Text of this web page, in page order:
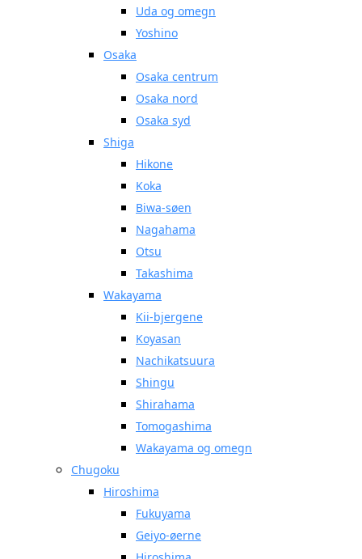
Uda og omegn
Yoshino
Osaka
Osaka centrum
Osaka nord
Osaka syd
Shiga
Hikone
Koka
Biwa-søen
Nagahama
Otsu
Takashima
Wakayama
Kii-bjergene
Koyasan
Nachikatsuura
Shingu
Shirahama
Tomogashima
Wakayama og omegn
Chugoku
Hiroshima
Fukuyama
Geiyo-øerne